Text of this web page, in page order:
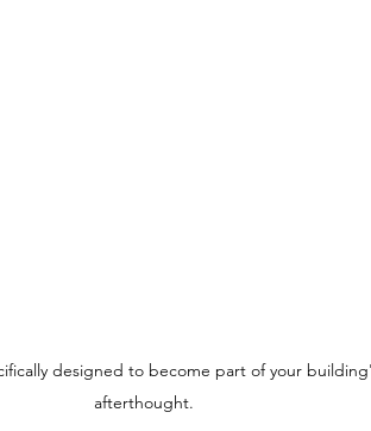
designed to become part of your
afterthought.